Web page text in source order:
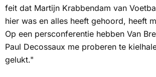
feit dat Martijn Krabbendam van
hier was en alles heeft gehoord, heeft
Op een persconferentie hebben Van
Paul Decossaux me proberen te
gelukt."